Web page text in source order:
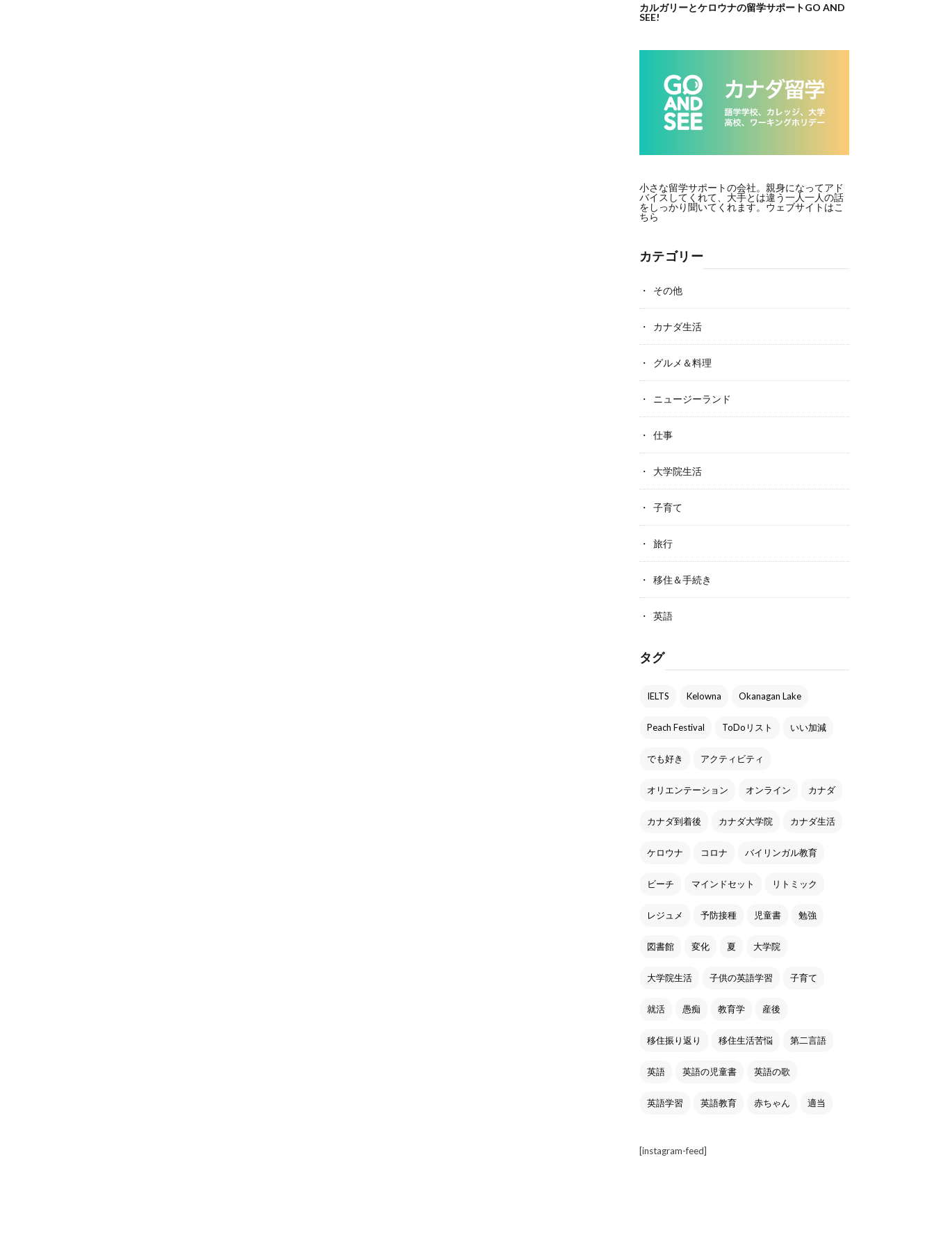
カルガリーとケロウナの留学サポートGO AND
SEE!
小さな留学サポートの会社。親身になってアド
バイスしてくれて、大手とは違う一人一人の話
をしっかり聞いてくれます。 ウェブサイトはこ
ちら
カテゴリー
その他
カナダ生活
グルメ＆料理
ニュージーランド
仕事
大学院生活
子育て
旅行
移住＆手続き
英語
タグ
IELTS Kelowna Okanagan Lake
Peach Festival ToDoリスト いい加減
でも好き アクティビティ
オリエンテーション オンライン カナダ
カナダ到着後 カナダ大学院 カナダ生活
ケロウナ コロナ バイリンガル教育
ビーチ マインドセット リトミック
レジュメ 予防接種 児童書 勉強
図書館 変化 夏 大学院
大学院生活 子供の英語学習 子育て
就活 愚痴 教育学 産後
移住振り返り 移住生活苦悩 第二言語
英語 英語の児童書 英語の歌
英語学習 英語教育 赤ちゃん 適当
[instagram-feed]